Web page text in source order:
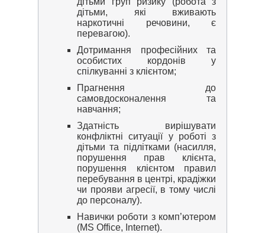
дітьми, які вживають
наркотичні речовини, є
перевагою).
Дотримання професійних та
особистих кордонів у
спілкуванні з клієнтом;
Прагнення до
самовдосконалення та
навчання;
Здатність вирішувати
конфліктні ситуації у роботі з
дітьми та підлітками (насилля,
порушення прав клієнта,
порушення клієнтом правил
перебування в центрі, крадіжки
чи прояви агресії, в тому числі
до персоналу).
Навички роботи з комп’ютером
(MS Office, Internet).